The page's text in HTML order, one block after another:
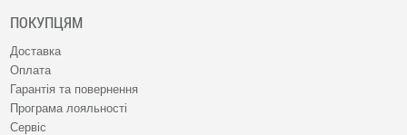
ПОКУПЦЯМ
Доставка
Оплата
Гарантія та повернення
Програма лояльності
Сервіс